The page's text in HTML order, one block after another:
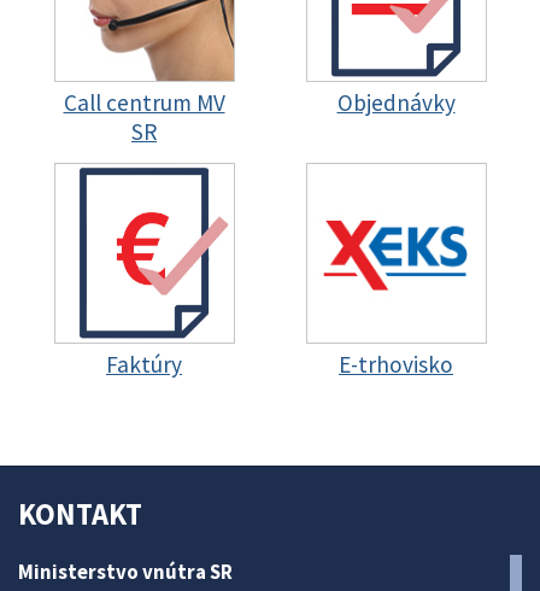
Call centrum MV
SR
Objednávky
Faktúry E-trhovisko
KONTAKT
Ministerstvo vnútra SR